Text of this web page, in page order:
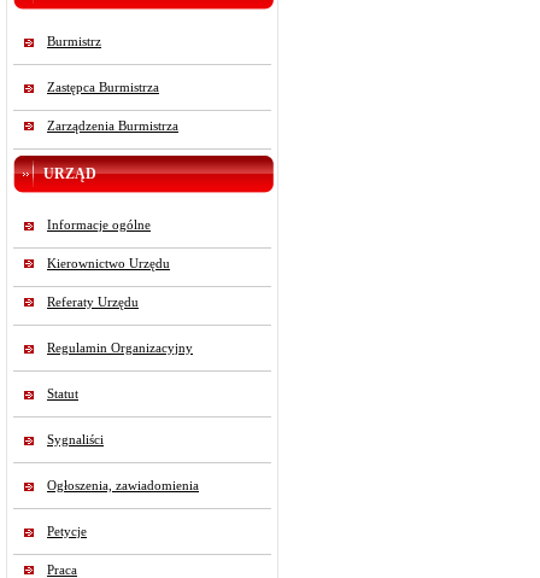
Burmistrz
Zastępca Burmistrza
Zarządzenia Burmistrza
URZĄD
Informacje ogólne
Kierownictwo Urzędu
Referaty Urzędu
Regulamin Organizacyjny
Statut
Sygnaliści
Ogłoszenia, zawiadomienia
Petycje
Praca